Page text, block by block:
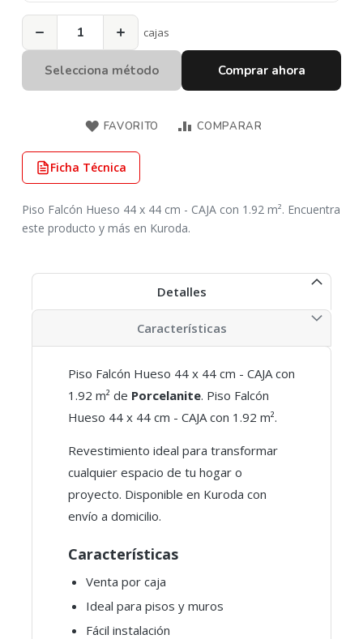
− + cajas
Selecciona método Comprar ahora
FAVORITO COMPARAR
Ficha Técnica
Piso Falcón Hueso 44 x 44 cm - CAJA con 1.92 m². Encuentra
este producto y más en Kuroda.
Detalles
Piso Falcón Hueso 44 x 44 cm - CAJA con
1.92 m² de Porcelanite. Piso Falcón
Hueso 44 x 44 cm - CAJA con 1.92 m².
Revestimiento ideal para transformar
cualquier espacio de tu hogar o
proyecto. Disponible en Kuroda con
envío a domicilio.
Características
Venta por caja
Ideal para pisos y muros
Fácil instalación
Características